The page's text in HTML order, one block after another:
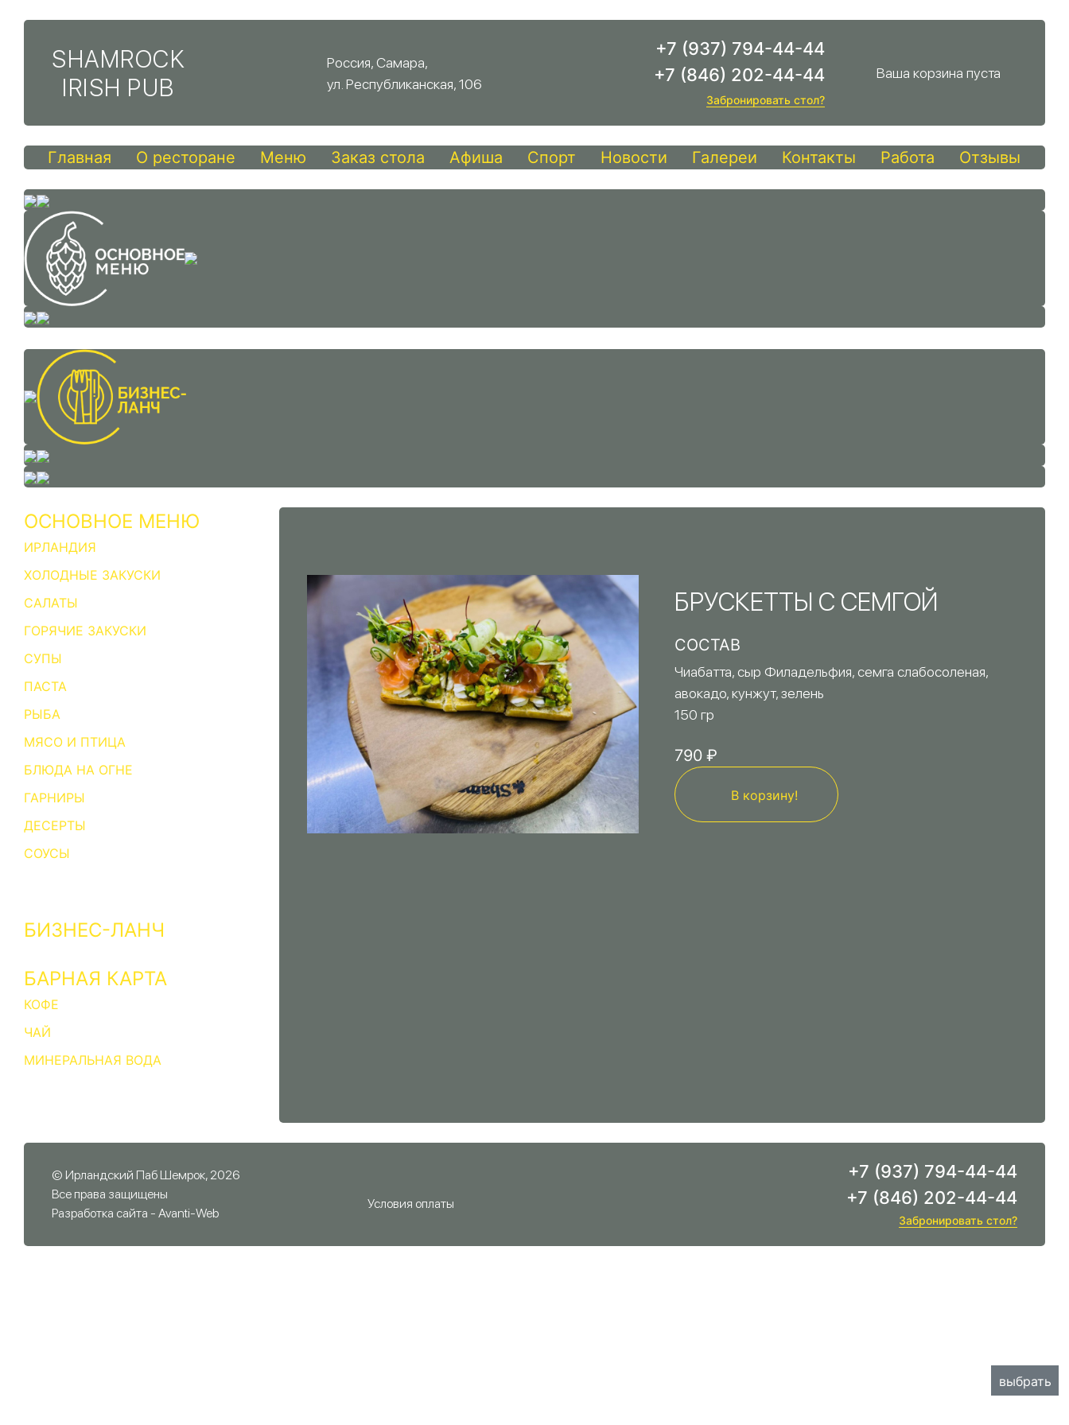
SHAMROCK
IRISH PUB
Россия, Самара,
ул. Республиканская, 106
+7 (937) 794-44-44
+7 (846) 202-44-44
Забронировать стол?
Ваша корзина пуста
Главная О ресторане Меню Заказ стола Афиша Спорт Новости Галереи Контакты Работа Отзывы
ОСНОВНОЕ МЕНЮ
ИРЛАНДИЯ
ХОЛОДНЫЕ ЗАКУСКИ
САЛАТЫ
ГОРЯЧИЕ ЗАКУСКИ
СУПЫ
ПАСТА
РЫБА
МЯСО И ПТИЦА
БЛЮДА НА ОГНЕ
ГАРНИРЫ
ДЕСЕРТЫ
СОУСЫ
БИЗНЕС-ЛАНЧ
БАРНАЯ КАРТА
КОФЕ
ЧАЙ
МИНЕРАЛЬНАЯ ВОДА
БРУСКЕТТЫ С СЕМГОЙ
СОСТАВ
Чиабатта, сыр Филадельфия, семга слабосоленая,
авокадо, кунжут, зелень
150 гр
790 ₽
В корзину!
© Ирландский Паб Шемрок, 2026
Все права защищены
Разработка сайта - Avanti-Web
Условия оплаты
+7 (937) 794-44-44
+7 (846) 202-44-44
Забронировать стол?